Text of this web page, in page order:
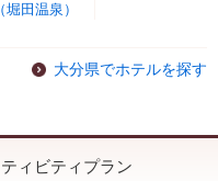
堀田温泉）
大分県でホテルを探す
ィビティプラン